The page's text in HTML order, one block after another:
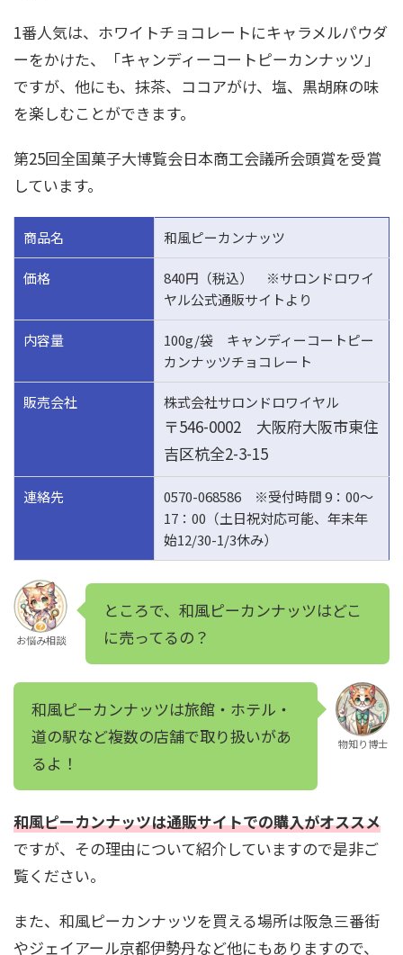
1番人気は、ホワイトチョコレートにキャラメルパウダ
ーをかけた、「キャンディーコートピーカンナッツ」
ですが、他にも、抹茶、ココアがけ、塩、黒胡麻の味
を楽しむことができます。
第25回全国菓子大博覧会日本商工会議所会頭賞を受賞
しています。
商品名 和風ピーカンナッツ
価格
840円（税込） ※サロンドロワイ
ヤル公式通販サイトより
内容量
100g/袋 キャンディーコートピー
カンナッツチョコレート
販売会社 株式会社サロンドロワイヤル
〒546-0002 大阪府大阪市東住
吉区杭全2-3-15
連絡先
0570-068586 ※受付時間 9：00～
17：00（土日祝対応可能、年末年
始12/30-1/3休み）
お悩み相談
ところで、和風ピーカンナッツはどこ
に売ってるの？
和風ピーカンナッツは旅館・ホテル・
道の駅など複数の店舗で取り扱いがあ
るよ！
物知り博士
和風ピーカンナッツは通販サイトでの購入がオススメ
ですが、その理由について紹介していますので是非ご
覧ください。
また、和風ピーカンナッツを買える場所は阪急三番街
やジェイアール京都伊勢丹など他にもありますので、